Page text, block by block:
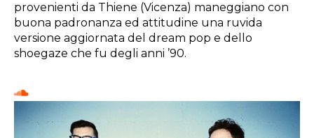
provenienti da Thiene (Vicenza) maneggiano con
buona padronanza ed attitudine una ruvida
versione aggiornata del dream pop e dello
shoegaze che fu degli anni ’90.